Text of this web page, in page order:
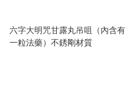
六字大明咒甘露丸吊咀（內含有
一粒法藥）不銹剛材質